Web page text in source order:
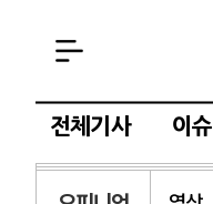
전체기사 이슈